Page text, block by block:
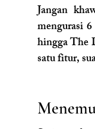
Jangan
mengurasi 6
hingga The
satu fitur,